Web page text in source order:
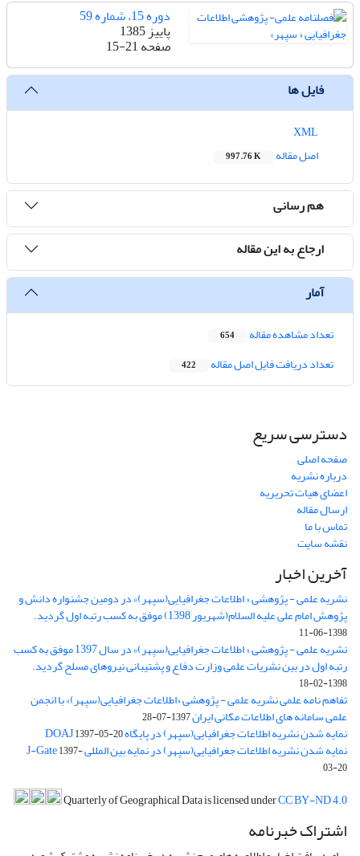
دوره 15، شماره 59
پاییز 1385
صفحه15-21
فایل ها
اصل مقاله
997.76 K
هم رسانی
ارجاع به این مقاله
آمار
تعداد مشاهده مقاله 654
تعداد دریافت فایل اصل مقاله 422
دسترسی سریع
صفحه اصلی
درباره نشریه
اعضای هیات تحریریه
ارسال مقاله
تماس با ما
نقشه سایت
آخرین اخبار
نشریه علمی - پژوهشی « اطلاعات جغرافیایی(سپهر)» در دومین جشنواره دانش و
پژوهش امام علی علیه السلام(شهریور 1398) موفق به کسب رتبه اول گردید.
1398-06-11
نشریه علمی - پژوهشی « اطلاعات جغرافیایی(سپهر)» در سال 1397 موفق به کسب
رتبه اول در بین نشریات علمی وزارت دفاع و پشتیبانی نیروهای مسلح گردید.
1398-02-18
تفاهم نامه علمی نشریه علمی - پژوهشی «اطلاعات جغرافیایی(سپهر)» با انجمن
علمی سامانه های اطلاعات مکانی ایران1397-07-28
نمایه شدن نشریه اطلاعات جغرافیایی(سپهر) در پایگاه DOAJ1397-05-20
نمایه شدن نشریه اطلاعات جغرافیایی(سپهر) در نمایه بین المللی J-Gate1397-
03-20
Quarterly of Geographical Data is licensed underCC BY-ND 4.0
اشتراک خبرنامه